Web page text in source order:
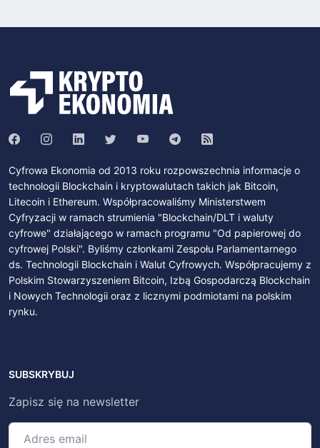
Cyfrowa Ekonomia od 2013 roku rozpowszechnia informacje o
technologii Blockchain i kryptowalutach takich jak Bitcoin,
Litecoin i Ethereum. Współpracowaliśmy Ministerstwem
Cyfryzacji w ramach strumienia "Blockchain/DLT i waluty
cyfrowe" działającego w ramach programu "Od papierowej do
cyfrowej Polski". Byliśmy członkami Zespołu Parlamentarnego
ds. Technologii Blockchain i Walut Cyfrowych. Współpracujemy z
Polskim Stowarzyszeniem Bitcoin, Izbą Gospodarczą Blockchain
i Nowych Technologii oraz z licznymi podmiotami na polskim
rynku.
SUBSKRYBUJ
Zapisz się na newsletter